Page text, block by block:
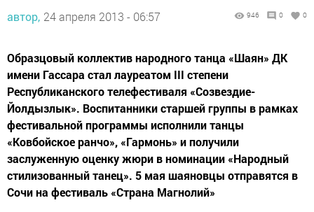
автор, 24 апреля 2013 - 06:57 946 0 0
Образцовый коллектив народного танца «Шаян» ДК
имени Гассара стал лауреатом III степени
Республиканского телефестиваля «Созвездие-
Йолдызлык». Воспитанники старшей группы в рамках
фестивальной программы исполнили танцы
«Ковбойское ранчо», «Гармонь» и получили
заслуженную оценку жюри в номинации «Народный
стилизованный танец». 5 мая шаяновцы отправятся в
Сочи на фестиваль «Страна Магнолий»